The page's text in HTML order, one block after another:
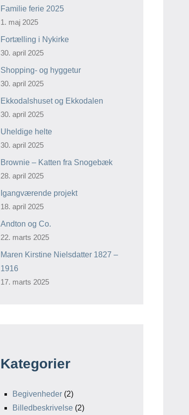
Familie ferie 2025
1. maj 2025
Fortælling i Nykirke
30. april 2025
Shopping- og hyggetur
30. april 2025
Ekkodalshuset og Ekkodalen
30. april 2025
Uheldige helte
30. april 2025
Brownie – Katten fra Snogebæk
28. april 2025
Igangværende projekt
18. april 2025
Andton og Co.
22. marts 2025
Maren Kirstine Nielsdatter 1827 –
1916
17. marts 2025
Kategorier
Begivenheder (2)
Billedbeskrivelse (2)